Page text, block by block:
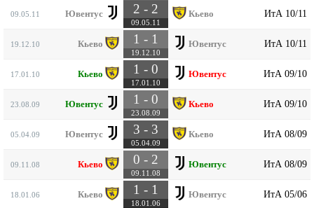
09.05.11 Ювентус 2 - 2
09.05.11
Кьево ИтА 10/11
19.12.10 Кьево 1 - 1
19.12.10
Ювентус ИтА 10/11
17.01.10 Кьево 1 - 0
17.01.10
Ювентус ИтА 09/10
23.08.09 Ювентус 1 - 0
23.08.09
Кьево ИтА 09/10
05.04.09 Ювентус 3 - 3
05.04.09
Кьево ИтА 08/09
09.11.08 Кьево 0 - 2
09.11.08
Ювентус ИтА 08/09
18.01.06 Кьево 1 - 1
18.01.06
Ювентус ИтА 05/06